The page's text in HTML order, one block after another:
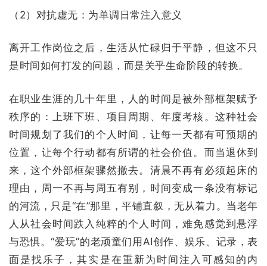
（2）对抗虚无：为单调日常注入意义
离开工作岗位之后，生活从忙碌归于平静，但这不只
是时间如何打发的问题，而是关乎生命阶段的转换。
在职业生涯的几十年里，人的时间是被外部框架赋予
秩序的：上班下班、项目周期、年度考核。这种社会
时间规划了我们的个人时间，让每一天都有可预期的
位置，让每个行动都有所谓的社会价值。而当退休到
来，这个外部框架骤然撤去。清晨不再有必须起床的
理由，周一不再与周五有别，时间变成一条没有标记
的河流，只是“在”那里，平铺直叙，无从着力。当老年
人从社会时间跌入纯粹的个人时间，难免感觉到悬浮
与恐惧。“爱玩”的老顽童们用AI创作、娱乐、记录，表
面是找乐子，其实是在重新为时间注入可感知的内